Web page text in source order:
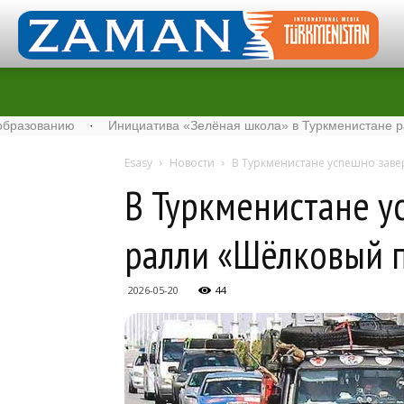
· Инициатива «Зелёная школа» в Туркменистане
Esasy Новости В Туркменистане успешно
В Туркменистане
ралли «Шёлковый
2026-05-20 44